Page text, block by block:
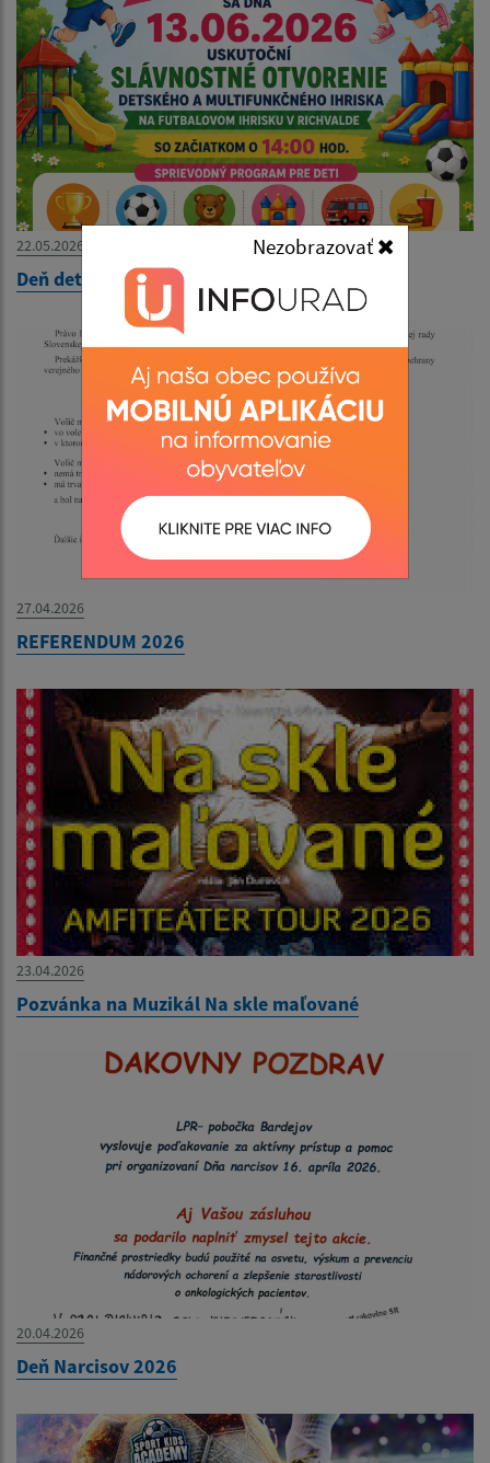
Nezobrazovať
22.05.2026
Deň detí 2026
27.04.2026
REFERENDUM 2026
23.04.2026
Pozvánka na Muzikál Na skle maľované
20.04.2026
Deň Narcisov 2026